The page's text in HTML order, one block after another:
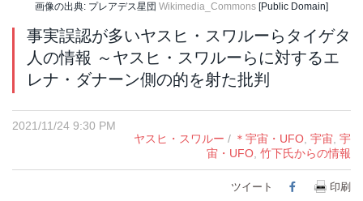
画像の出典: プレアデス星団 Wikimedia_Commons [Public Domain]
事実誤認が多いヤスヒ・スワルーらタイゲタ
人の情報 ～ヤスヒ・スワルーらに対するエ
レナ・ダナーン側の的を射た批判
2021/11/24 9:30 PM
ヤスヒ・スワルー / ＊宇宙・UFO, 宇宙, 宇
宙・UFO, 竹下氏からの情報
ツイート Facebook
印刷